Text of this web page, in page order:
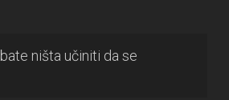
ništa učiniti da se